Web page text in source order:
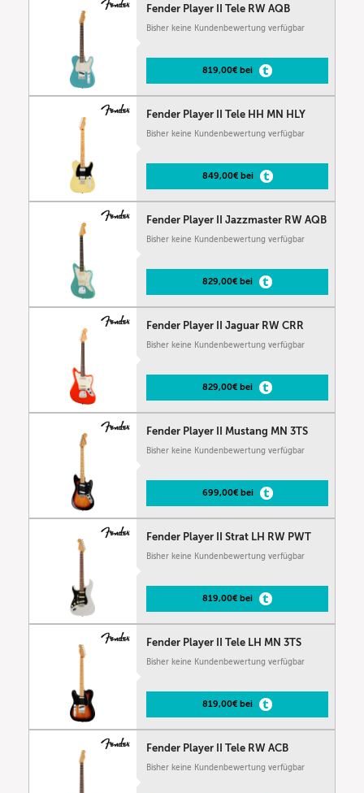
Fender Player II Tele RW AQB
Bisher keine Kundenbewertung verfügbar
819,00€ bei
Fender Player II Tele HH MN HLY
Bisher keine Kundenbewertung verfügbar
849,00€ bei
Fender Player II Jazzmaster RW AQB
Bisher keine Kundenbewertung verfügbar
829,00€ bei
Fender Player II Jaguar RW CRR
Bisher keine Kundenbewertung verfügbar
829,00€ bei
Fender Player II Mustang MN 3TS
Bisher keine Kundenbewertung verfügbar
699,00€ bei
Fender Player II Strat LH RW PWT
Bisher keine Kundenbewertung verfügbar
819,00€ bei
Fender Player II Tele LH MN 3TS
Bisher keine Kundenbewertung verfügbar
819,00€ bei
Fender Player II Tele RW ACB
Bisher keine Kundenbewertung verfügbar